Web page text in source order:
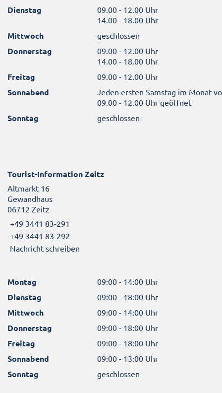
Dienstag
09.00 - 12.00 Uhr
14.00 - 18.00 Uhr
Mittwoch geschlossen
Donnerstag
09.00 - 12.00 Uhr
14.00 - 18.00 Uhr
Freitag 09.00 - 12.00 Uhr
Sonnabend
Jeden ersten Samstag im Monat
09.00 - 12.00 Uhr geöffnet
Sonntag geschlossen
Tourist-Information Zeitz
Altmarkt 16
Gewandhaus
06712 Zeitz
+49 3441 83-291
+49 3441 83-292
Nachricht schreiben
Montag 09:00 - 14:00 Uhr
Dienstag 09:00 - 18:00 Uhr
Mittwoch 09:00 - 14:00 Uhr
Donnerstag 09:00 - 18:00 Uhr
Freitag 09:00 - 18:00 Uhr
Sonnabend 09:00 - 13:00 Uhr
Sonntag geschlossen